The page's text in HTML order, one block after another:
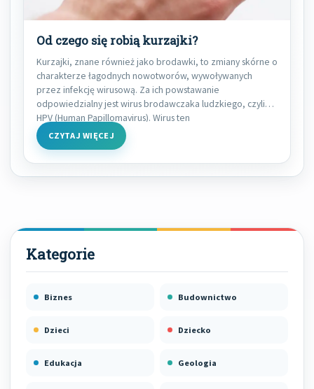
Od czego się robią kurzajki?
Kurzajki, znane również jako brodawki, to zmiany skórne o
charakterze łagodnych nowotworów, wywoływanych
przez infekcję wirusową. Za ich powstawanie
odpowiedzialny jest wirus brodawczaka ludzkiego, czyli
HPV (Human Papillomavirus). Wirus ten
CZYTAJ WIĘCEJ
Biznes Budownictwo
Dzieci Dziecko
Edukacja Geologia